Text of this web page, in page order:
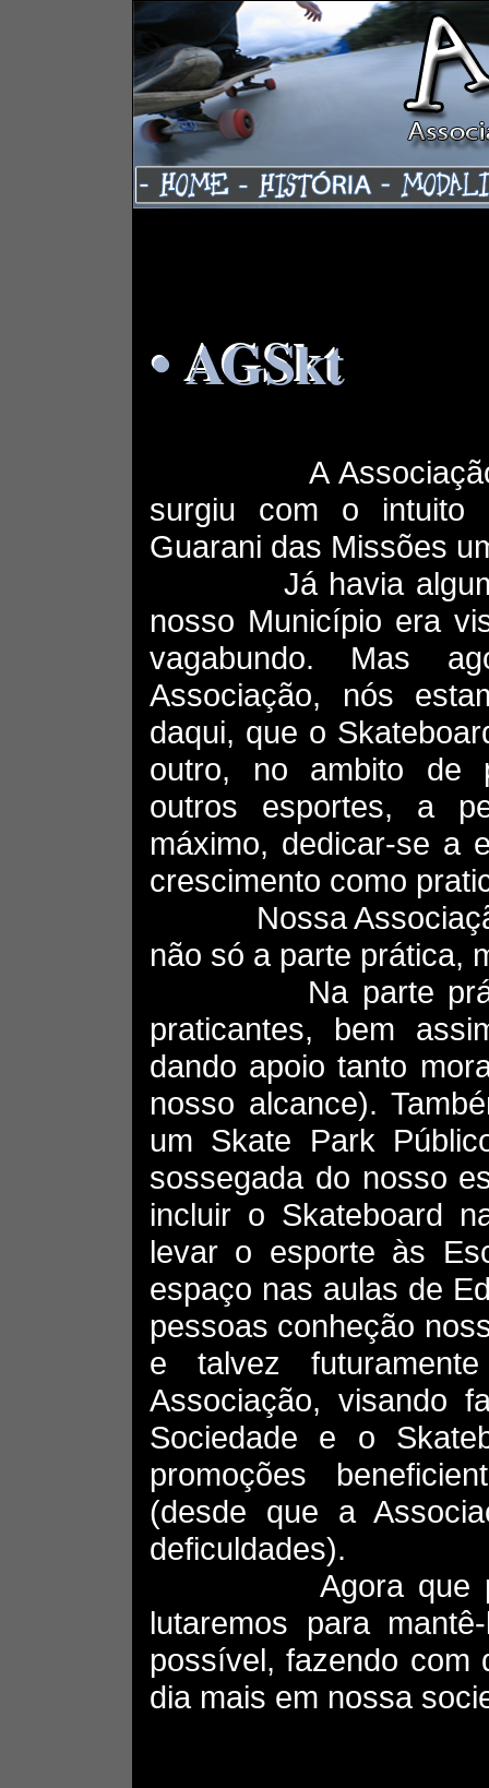
• AGSkt
• AGSkt
A Associação
surgiu com o intuito
Guarani das Missões
Já havia algum
nosso Município era
vagabundo. Mas
Associação, nós
daqui, que o
outro, no ambito de
outros esportes, a
máximo, dedicar-se a
crescimento como
Nossa Associação
não só a parte prática,
Na parte prática
praticantes, bem
dando apoio tanto
nosso alcance).
um Skate Park
sossegada do nosso
incluir o Skateboard
levar o esporte às
espaço nas aulas de
pessoas conheção
e talvez
Associação, visando
Sociedade e o
promoções
(desde que a
deficuldades).
Agora que
lutaremos para
possível, fazendo com
dia mais em nossa